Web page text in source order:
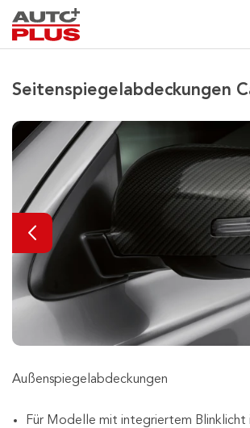
Seitenspiegelabdeckungen
Außenspiegelabdeckungen
Für Modelle mit integriertem Blinklicht